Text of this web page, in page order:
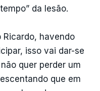
da lesão.
Ricardo, havendo
isso vai dar-se
quer perder um
que em